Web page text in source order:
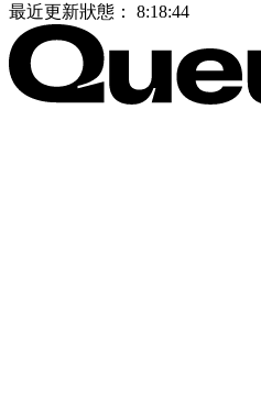
最近更新狀態： 8:18:44